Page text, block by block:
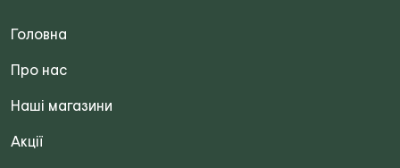
Головна
Про нас
Наші магазини
Акції